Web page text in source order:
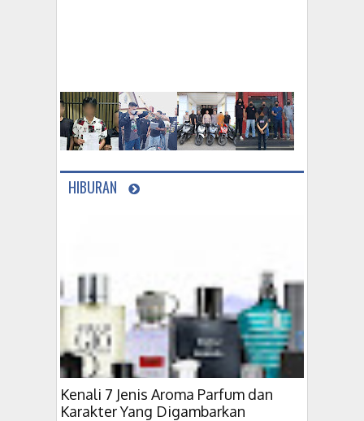
Kenali 7 Jenis Aroma Parfum dan
Karakter Yang Digambarkan
HIBURAN